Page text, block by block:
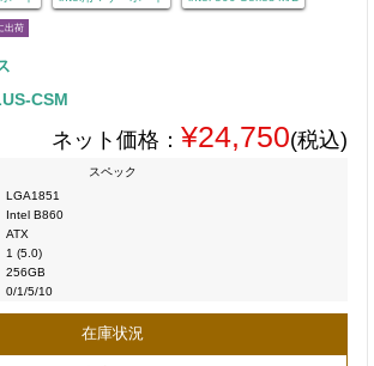
出荷
CSM
ネット価格： ¥24,750(税込)
スペック
LGA1851
Intel B860
ATX
1 (5.0)
256GB
0/1/5/10
在庫状況